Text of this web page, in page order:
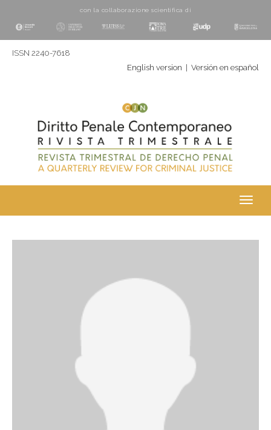
con la collaborazione scientifica di
ISSN 2240-7618
English version
Versión en español